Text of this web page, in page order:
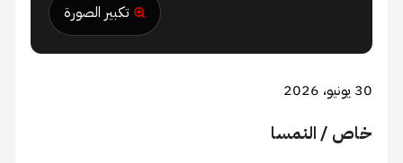
تكبير الصورة
30 يونيو، 2026
​خاص / النمسا